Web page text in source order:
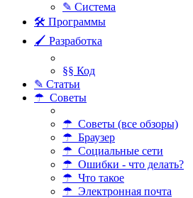
✎ Система
🛠 Программы
🖌 Разработка
§§ Код
✎ Статьи
☂ Советы
☂ Советы (все обзоры)
☂ Браузер
☂ Социальные сети
☂ Ошибки - что делать?
☂ Что такое
☂ Электронная почта